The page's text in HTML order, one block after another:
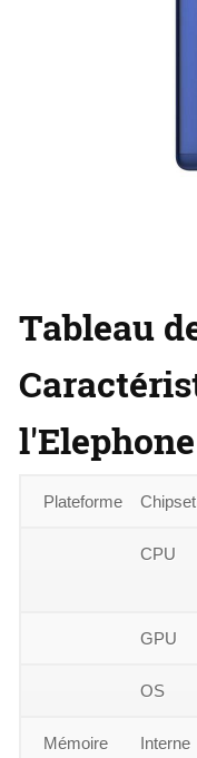
Tableau
l'Elephone
Plateforme Chipset
CPU
GPU
OS
Mémoire Interne